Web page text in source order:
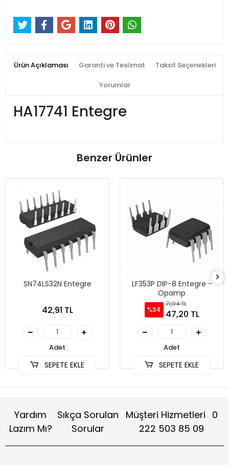
Ürün Açıklaması Garanti ve Teslimat Taksit Seçenekleri
Yorumlar
HA17741 Entegre
Benzer Ürünler
SN74LS32N Entegre
42,91 TL
Adet
SEPETE EKLE
LF353P DIP-8 Entegre -
Opamp
%34
71,04 TL
47,20 TL
Adet
SEPETE EKLE
Yardım
Lazım Mı?
Sıkça Sorulan
Sorular
Müşteri Hizmetleri 0
222 503 85 09